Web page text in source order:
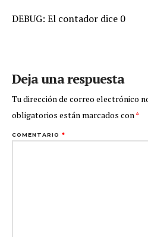
DEBUG: El contador dice 0
Deja una respuesta
Tu dirección de correo electrónico
obligatorios están marcados con*
COMENTARIO *